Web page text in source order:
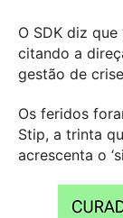
O SDK diz
citando a
gestão de
Os feridos
Stip, a trinta
acrescenta o